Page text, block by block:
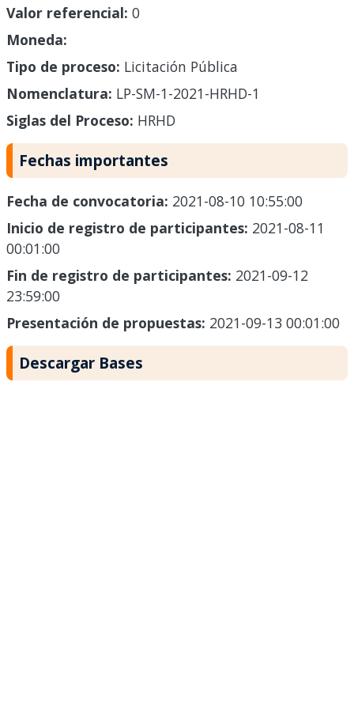
Valor referencial: 0
Moneda:
Tipo de proceso: Licitación Pública
Nomenclatura: LP-SM-1-2021-HRHD-1
Siglas del Proceso: HRHD
Fechas importantes
Fecha de convocatoria: 2021-08-10 10:55:00
Inicio de registro de participantes: 2021-08-11
00:01:00
Fin de registro de participantes: 2021-09-12
23:59:00
Presentación de propuestas: 2021-09-13 00:01:00
Descargar Bases